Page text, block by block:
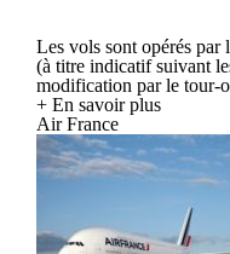
Les vols sont opérés par
(à titre indicatif suivant
modification par le tour-
+ En savoir plus
Air France